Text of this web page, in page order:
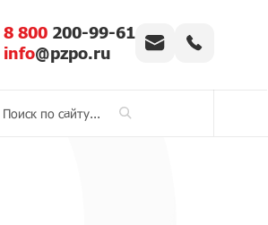
8 800 200-99-61
info@pzpo.ru